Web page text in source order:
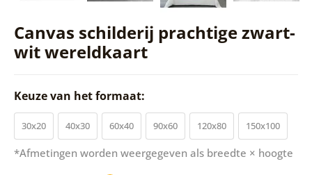
Canvas schilderij prachtige zwart-
wit wereldkaart
Keuze van het formaat:
30x20 40x30 60x40 90x60 120x80 150x100
*Afmetingen worden weergegeven als breedte × hoogte